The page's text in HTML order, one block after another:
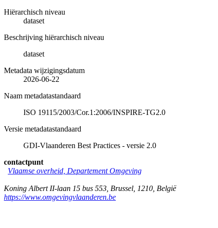
Hiërarchisch niveau
dataset
Beschrijving hiërarchisch niveau
dataset
Metadata wijzigingsdatum
2026-06-22
Naam metadatastandaard
ISO 19115/2003/Cor.1:2006/INSPIRE-TG2.0
Versie metadatastandaard
GDI-Vlaanderen Best Practices - versie 2.0
contactpunt
Vlaamse overheid, Departement Omgeving
Koning Albert II-laan 15 bus 553 Brussel 1210 België
https://www.omgevingvlaanderen.be